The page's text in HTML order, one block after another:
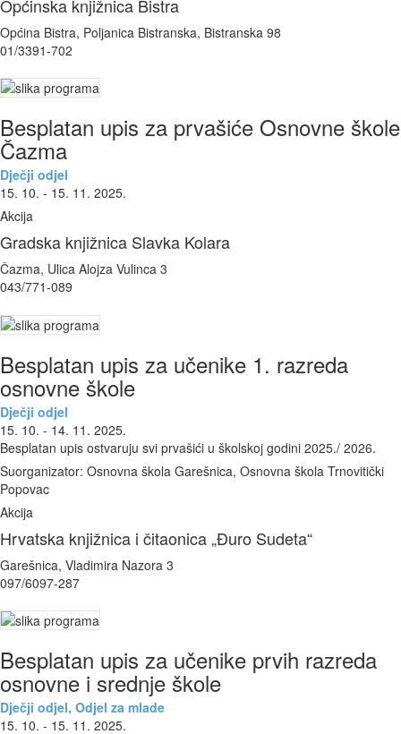
Općinska knjižnica Bistra
Općina Bistra, Poljanica Bistranska, Bistranska 98
01/3391-702
Besplatan upis za prvašiće Osnovne škole
Čazma
Dječji odjel
15. 10. - 15. 11. 2025.
Akcija
Gradska knjižnica Slavka Kolara
Čazma, Ulica Alojza Vulinca 3
043/771-089
Besplatan upis za učenike 1. razreda
osnovne škole
Dječji odjel
15. 10. - 14. 11. 2025.
Besplatan upis ostvaruju svi prvašići u školskoj godini 2025./ 2026.
Suorganizator: Osnovna škola Garešnica, Osnovna škola Trnovitički
Popovac
Akcija
Hrvatska knjižnica i čitaonica „Đuro Sudeta“
Garešnica, Vladimira Nazora 3
097/6097-287
Besplatan upis za učenike prvih razreda
osnovne i srednje škole
Dječji odjel, Odjel za mlade
15. 10. - 15. 11. 2025.